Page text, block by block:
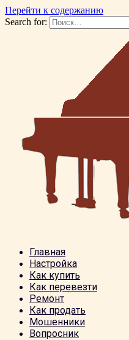
Перейти к содержанию
Search for:
Главная
Настройка
Как купить
Как перевезти
Ремонт
Как продать
Мошенники
Вопросник